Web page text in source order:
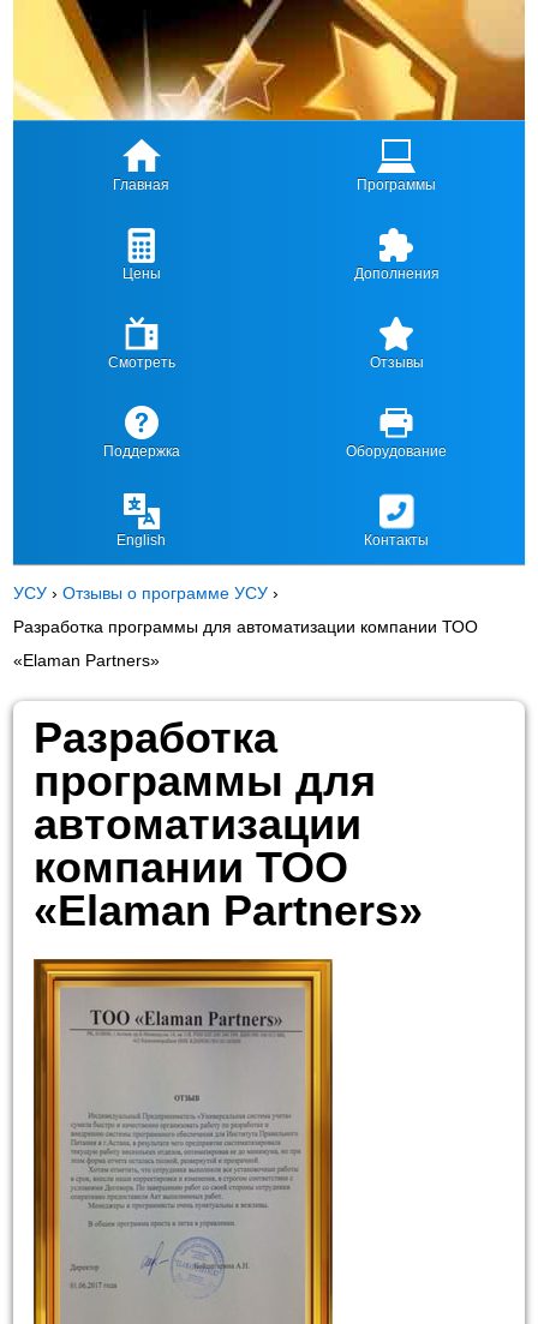
Главная Программы
Цены Дополнения
Смотреть Отзывы
Поддержка Оборудование
English Контакты
УСУ ›Отзывы о программе УСУ ›
Разработка программы для автоматизации компании ТОО
«Elaman Partners»
Разработка
программы для
автоматизации
компании ТОО
«Elaman Partners»